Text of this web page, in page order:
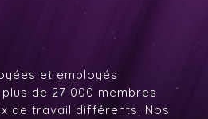
et employés
de 27 000 membres
de travail différents. Nos